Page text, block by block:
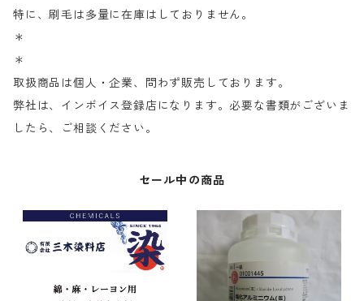
特に、刷毛は多量に在庫はしておりません。
＊
＊
取扱商品は個人・企業、問わず販売しております。
弊社は、インボイス登録店になります。必要な書類がございま
したら、ご相談ください。
セール中の商品